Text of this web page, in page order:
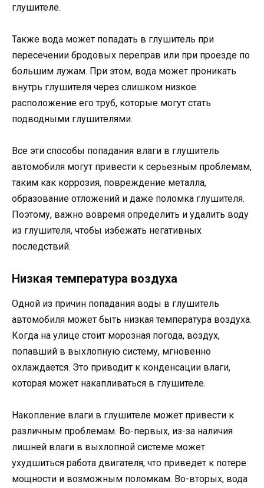
глушителе.
Также вода может попадать в глушитель при
пересечении бродовых переправ или при проезде по
большим лужам. При этом, вода может проникать
внутрь глушителя через слишком низкое
расположение его труб, которые могут стать
подводными глушителями.
Все эти способы попадания влаги в глушитель
автомобиля могут привести к серьезным проблемам,
таким как коррозия, повреждение металла,
образование отложений и даже поломка глушителя.
Поэтому, важно вовремя определить и удалить воду
из глушителя, чтобы избежать негативных
последствий.
Низкая температура воздуха
Одной из причин попадания воды в глушитель
автомобиля может быть низкая температура воздуха.
Когда на улице стоит морозная погода, воздух,
попавший в выхлопную систему, мгновенно
охлаждается. Это приводит к конденсации влаги,
которая может накапливаться в глушителе.
Накопление влаги в глушителе может привести к
различным проблемам. Во-первых, из-за наличия
лишней влаги в выхлопной системе может
ухудшиться работа двигателя, что приведет к потере
мощности и возможным поломкам. Во-вторых, вода